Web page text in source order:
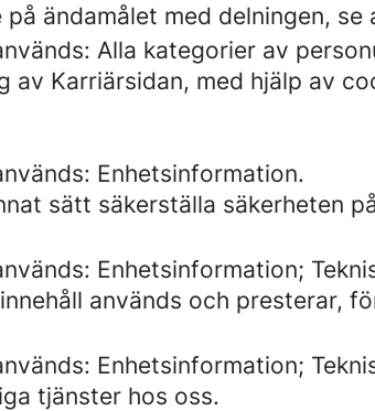
ändamålet med delningen, se
Alla kategorier av
av Karriärsidan, med hjälp av
Enhetsinformation.
sätt säkerställa säkerheten
Enhetsinformation;
används och
Enhetsinformation;
tjänster hos oss.